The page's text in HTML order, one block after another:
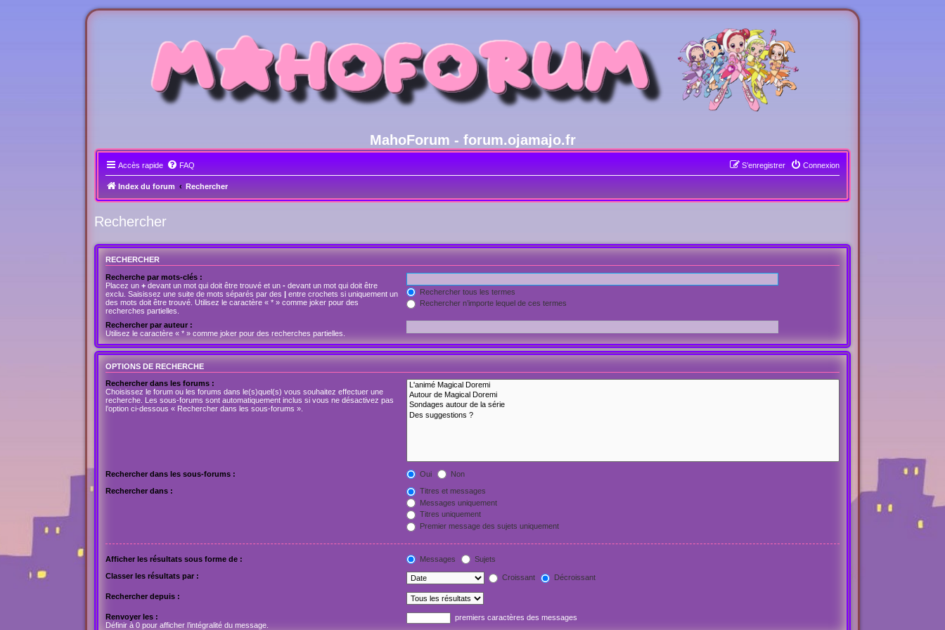
MahoForum - forum.ojamajo.fr
Accès rapide FAQ Connexion
S’enregistrer
Index du forum Rechercher
Rechercher
RECHERCHER
Recherche par mots-clés :
Placez un+ devant un mot qui doit être trouvé et un- devant un mot qui doit être
exclu. Saisissez une suite de mots séparés par des| entre crochets si uniquement un
des mots doit être trouvé. Utilisez le caractère « * » comme joker pour des
recherches partielles.
Rechercher tous les termes
Rechercher n’importe lequel de ces termes
Rechercher par auteur :
Utilisez le caractère « * » comme joker pour des recherches partielles.
OPTIONS DE RECHERCHE
Rechercher dans les forums :
Choisissez le forum ou les forums dans le(s)quel(s) vous souhaitez effectuer une
recherche. Les sous-forums sont automatiquement inclus si vous ne désactivez pas
l’option ci-dessous « Rechercher dans les sous-forums ».
Rechercher dans les sous-forums : Oui Non
Rechercher dans :
Titres et messages
Messages uniquement
Titres uniquement
Premier message des sujets uniquement
Afficher les résultats sous forme de : Messages Sujets
Classer les résultats par : Croissant Décroissant
Rechercher depuis :
Renvoyer les :
Définir à 0 pour afficher l’intégralité du message.
premiers caractères des messages